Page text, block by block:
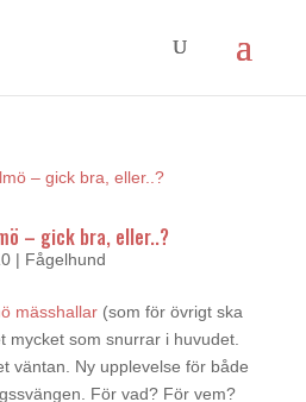
– gick bra, eller..?
| Fågelhund
mässhallar(som för övrigt ska
mycket som snurrar i huvudet.
väntan. Ny upplevelse för både
För vad? För vem?